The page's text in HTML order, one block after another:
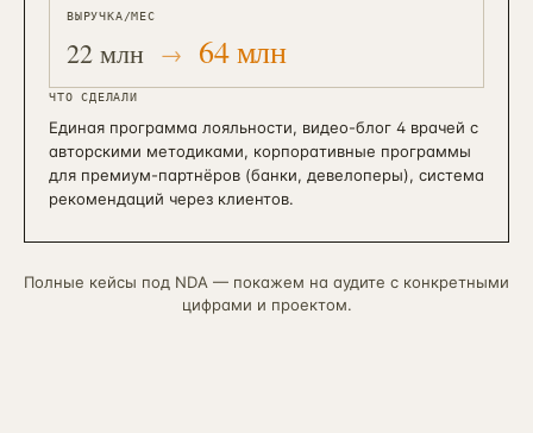
ВЫРУЧКА/МЕС
22 млн 64 млн
ЧТО СДЕЛАЛИ
Единая программа лояльности, видео-блог 4 врачей с
авторскими методиками, корпоративные программы
для премиум-партнёров (банки, девелоперы), система
рекомендаций через клиентов.
Полные кейсы под NDA — покажем на аудите с конкретными
цифрами и проектом.